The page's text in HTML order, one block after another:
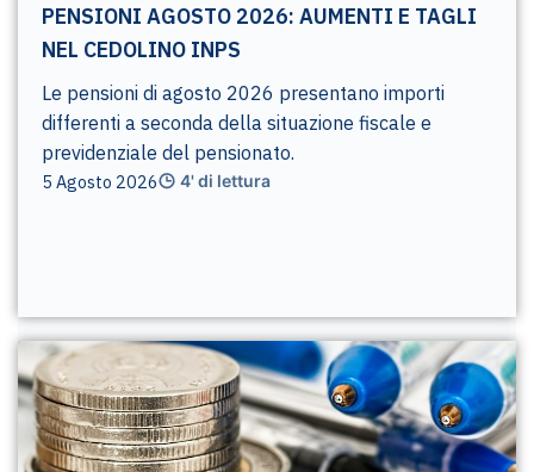
PENSIONI AGOSTO 2026: AUMENTI E TAGLI
NEL CEDOLINO INPS
Le pensioni di agosto 2026 presentano importi
differenti a seconda della situazione fiscale e
previdenziale del pensionato.
5 Agosto 2026 4' di lettura